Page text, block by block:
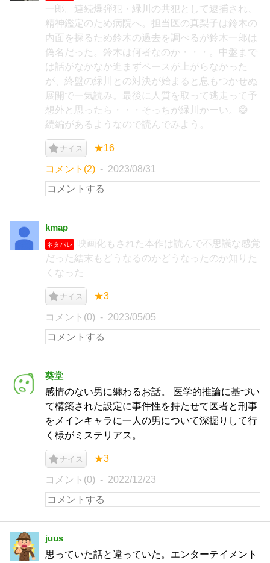
一郎。連続爆弾犯・緑川の共犯として逮捕され、
精神鑑定のため病院へ。担当医の真梨子は鈴木の
内面を探るため鈴木の過去を調べるが鈴木一郎は
偽名だった。鈴木は何者なのか・・・。中盤まで
は話がなかなか進まずペースが上がらなかった
が、終盤の緑川との対決が始まると息もつかせぬ
展開で一気読み。最後に人質を取って逃走って予
想外と思ったら・・・そっちが緑川かーい。😅
続編があるようなので読んでみよう。
ナイス ★16
コメント(2) 2023/08/31
kmap
ネタバレ
映画化もされた本作は読んで不思議な感覚
だった結末もどうなるのかどうなったのか知りた
くなった
ナイス ★3
コメント(0) 2023/05/05
葵堂
感情のない男に纏わるお話。 医学的推論に基づい
て構築された設定に事件性を持たせて医者と刑事
をメインキャラに一人の男について深掘りして行
く様がミステリアス。
ナイス ★3
コメント(0) 2022/12/23
juus
思っていた話と違っていた。エンターテイメント